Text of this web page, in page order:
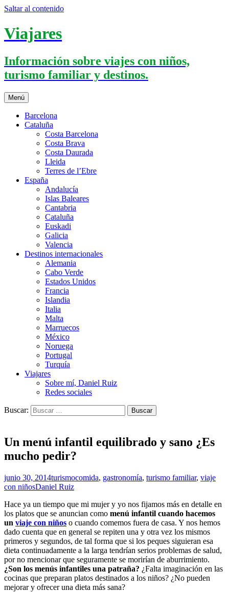
Saltar al contenido
Viajares
Información sobre viajes con niños,
turismo familiar y destinos.
Menú
Barcelona
Cataluña
Costa Barcelona
Costa Brava
Costa Daurada
Lleida
Terres de l’Ebre
España
Andalucía
Islas Baleares
Cantabria
Cataluña
Euskadi
Galicia
Valencia
Destinos internacionales
Alemania
Cabo Verde
Estados Unidos
Francia
Islandia
Italia
Malta
Marruecos
México
Noruega
Portugal
Turquía
Viajares
Sobre mí, Daniel Ruiz
Redes sociales
Buscar:
Un menú infantil equilibrado y sano ¿Es
mucho pedir?
junio 30, 2014turismocomida, gastronomía, turismo familiar, viaje
con niñosDaniel Ruiz
Hace ya un tiempo que mi mujer y yo nos fijamos más en detalle en
los platos que se anuncian como menú infantil cuando hacemos
un viaje con niños o cuando comemos fuera de casa. Y nos hemos
dado cuenta que en general se repiten una y otra vez los mismos
primeros y segundos, de tal forma que si los peques siguieran esa
dieta continuadamente a la larga tendrían serios problemas de salud,
por no mencionar que seguramente se morirían de aburrimiento.
¿Son los menús infantiles una patraña? ¿Falta imaginación en las
cocinas que preparan platos destinados a los niños? ¿No pueden
mejorar y ofrecer una dieta más sana?